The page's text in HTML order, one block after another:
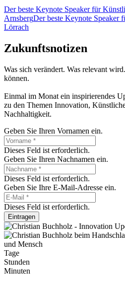
Der beste Keynote Speaker für
ArnsbergDer beste Keynote Speaker
Lörrach
Zukunftsnotizen
Was sich verändert. Was relevant
können.
Einmal im Monat ein inspirierendes
zu den Themen Innovation,
Nachhaltigkeit.
Geben Sie Ihren Vornamen ein.
Dieses Feld ist erforderlich.
Geben Sie Ihren Nachnamen ein.
Dieses Feld ist erforderlich.
Geben Sie Ihre E-Mail-Adresse ein.
Dieses Feld ist erforderlich.
Eintragen
Tage
Stunden
Minuten